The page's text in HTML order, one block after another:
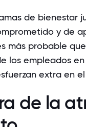
de bienestar
y de
más probable
los empleados
extra en
de la